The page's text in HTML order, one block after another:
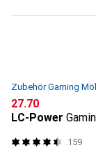
Zubehör Gaming
CHF
27.70
LC-Power
159